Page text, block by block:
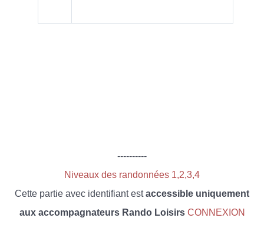
----------
Niveaux des randonnées 1,2,3,4
Cette partie avec identifiant estaccessible uniquement
aux accompagnateurs Rando Loisirs CONNEXION